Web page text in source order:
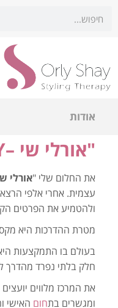
אודות
"אורלי שי –
את החלום שלי "אורלי
עצמית. אחרי אלפי
ולהטמיע את הפרטים
מטרת ההדרכות היא
בעולם בו התמקצעות
חלק בלתי נפרד מהדרך
את המרכז מלווים
ומגשרים בתחום האישי